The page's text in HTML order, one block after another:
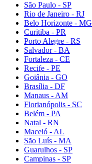
São Paulo - SP
Rio de Janeiro - RJ
Belo Horizonte - MG
Curitiba - PR
Porto Alegre - RS
Salvador - BA
Fortaleza - CE
Recife - PE
Goiânia - GO
Brasília - DF
Manaus - AM
Florianópolis - SC
Belém - PA
Natal - RN
Maceió - AL
São Luís - MA
Guarulhos - SP
Campinas - SP